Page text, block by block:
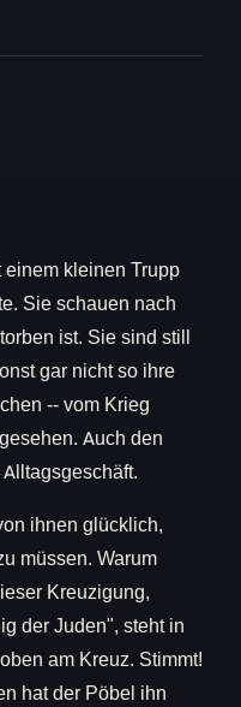
kleinen Trupp
Sie schauen nach
ist. Sie sind still
gar nicht so ihre
-- vom Krieg
Auch den
ihnen glücklich,
müssen. Warum
Kreuzigung,
der Juden", steht in
am Kreuz. Stimmt!
hat der Pöbel ihn